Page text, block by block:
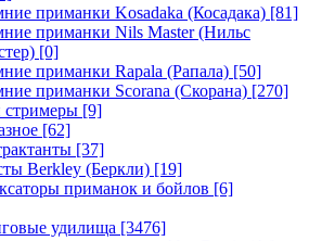
приманки Kosadaka (Косадака) [81]
приманки Nils Master (Нильс
[0]
приманки Rapala (Рапала) [50]
приманки Scorana (Скорана) [270]
[9]
[62]
[37]
Berkley (Беркли) [19]
приманок и бойлов [6]
удилища [3476]